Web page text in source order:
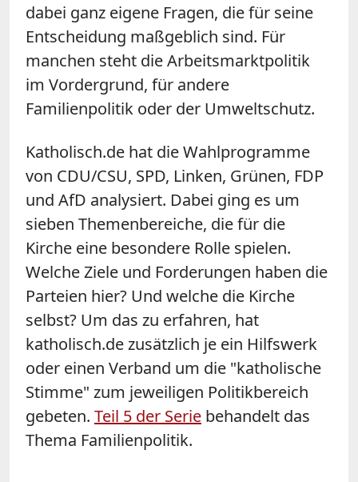
dabei ganz eigene Fragen, die für seine
Entscheidung maßgeblich sind. Für
manchen steht die Arbeitsmarktpolitik
im Vordergrund, für andere
Familienpolitik oder der Umweltschutz.
Katholisch.de hat die Wahlprogramme
von CDU/CSU, SPD, Linken, Grünen, FDP
und AfD analysiert. Dabei ging es um
sieben Themenbereiche, die für die
Kirche eine besondere Rolle spielen.
Welche Ziele und Forderungen haben die
Parteien hier? Und welche die Kirche
selbst? Um das zu erfahren, hat
katholisch.de zusätzlich je ein Hilfswerk
oder einen Verband um die "katholische
Stimme" zum jeweiligen Politikbereich
gebeten. Teil 5 der Serie behandelt das
Thema Familienpolitik.